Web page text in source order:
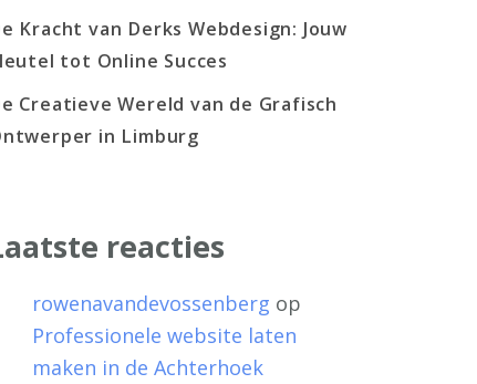
Kracht van Derks Webdesign: Jouw
tot Online Succes
Creatieve Wereld van de Grafisch
in Limburg
reacties
rowenavandevossenberg op
Professionele website laten
maken in de Achterhoek